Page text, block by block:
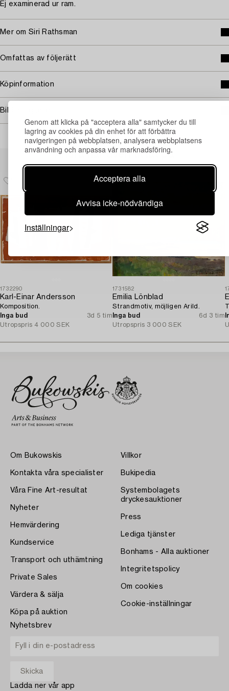
Genom att klicka på "acceptera alla" samtycker du till
lagring av cookies på din enhet för att förbättra
navigeringen på webbplatsen, analysera webbplatsens
användning och anpassa vår marknadsföring.
Acceptera alla
Avvisa icke-nödvändiga
Inställningar
Ej examinerad ur ram.
Mer om Siri Rathsman
Omfattas av följerätt
Köpinformation
Bildrättigheter
Andra har även tittat på
1732290
Karl-Einar Andersson
Komposition.
Inga bud
3d 5 tim
Utropspris 4 000 SEK
1731582
Emilia Lönblad
Strandmotiv, möjligen Arild.
Inga bud
6d 3 tim
Utropspris 3 000 SEK
Om Bukowskis
Kontakta våra specialister
Våra Fine Art-resultat
Nyheter
Hemvärdering
Kundservice
Transport och uthämtning
Private Sales
Värdera & sälja
Köpa på auktion
Villkor
Bukipedia
Systembolagets
dryckesauktioner
Press
Lediga tjänster
Bonhams - Alla auktioner
Integritetspolicy
Om cookies
Cookie-inställningar
Nyhetsbrev
Ladda ner vår app